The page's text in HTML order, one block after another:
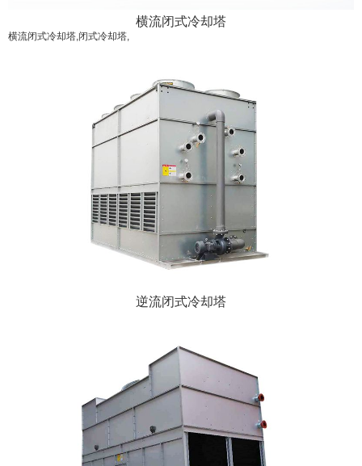
横流闭式冷却塔
横流闭式冷却塔,闭式冷却塔,
逆流闭式冷却塔